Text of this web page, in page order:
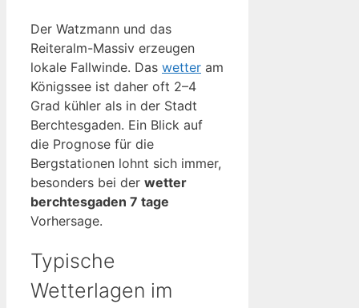
Der Watzmann und das
Reiteralm-Massiv erzeugen
lokale Fallwinde. Das wetter am
Königssee ist daher oft 2–4
Grad kühler als in der Stadt
Berchtesgaden. Ein Blick auf
die Prognose für die
Bergstationen lohnt sich immer,
besonders bei der wetter
berchtesgaden 7 tage
Vorhersage.
Typische
Wetterlagen im